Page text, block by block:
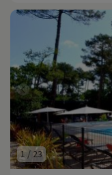
1 / 23